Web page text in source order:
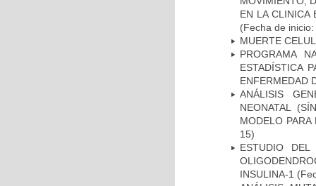
EN LA CLINICA
(Fecha de
MUERTE
PROGRAMA
ESTADÍSTICA
ENFERMEDAD
ANÁLISIS
NEONATAL
MODELO
15)
ESTUDIO
INSULINA-1